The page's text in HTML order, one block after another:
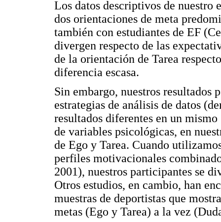
Los datos descriptivos de nuestro
dos orientaciones de meta
también con estudiantes de EF
divergen respecto de las
de la orientación de Tarea
diferencia escasa.
Sin embargo, nuestros resultados
estrategias de análisis de datos
resultados diferentes en un
de variables psicológicas, en
de Ego y Tarea. Cuando
perfiles motivacionales
2001), nuestros participantes se
Otros estudios, en cambio, han
muestras de deportistas que
metas (Ego y Tarea) a la vez